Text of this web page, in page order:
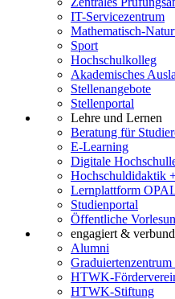
IT-Servicezentrum
Mathematisch-
Sport
Hochschulkolleg
Akademisches
Stellenangebote
Stellenportal
Lehre und Lernen
Beratung für
E-Learning
Digitale
Hochschuldidaktik
Lernplattform
Studienportal
Öffentliche
engagiert &
Alumni
HTWK-
HTWK-Stiftung